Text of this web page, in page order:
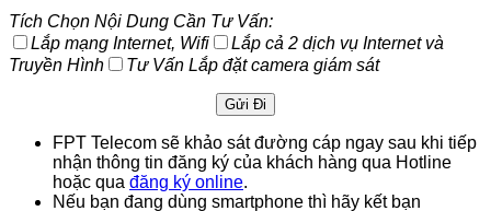
Tích Chọn Nội Dung Cần Tư Vấn:
Lắp mạng Internet, Wifi
Lắp cả 2 dịch vụ Internet và
Truyền Hình
Tư Vấn Lắp đặt camera giám sát
FPT Telecom sẽ khảo sát đường cáp ngay sau khi tiếp
nhận thông tin đăng ký của khách hàng qua Hotline
hoặc qua đăng ký online.
Nếu bạn đang dùng smartphone thì hãy kết bạn